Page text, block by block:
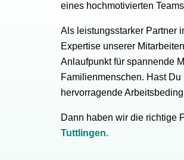
eines hochmotivierten
Als leistungsstarker Partner
Expertise unserer
Anlaufpunkt für spannende
Familienmenschen. Hast
hervorragende
Dann haben wir die richtige
Tuttlingen.